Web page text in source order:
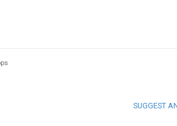
SUGGEST